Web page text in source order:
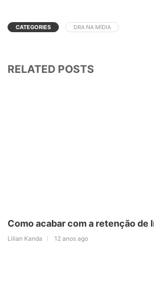
CATEGORIES DRA NA MÍDIA
RELATED POSTS
Como acabar com a retenção de
Lilian Kanda 12 anos ago